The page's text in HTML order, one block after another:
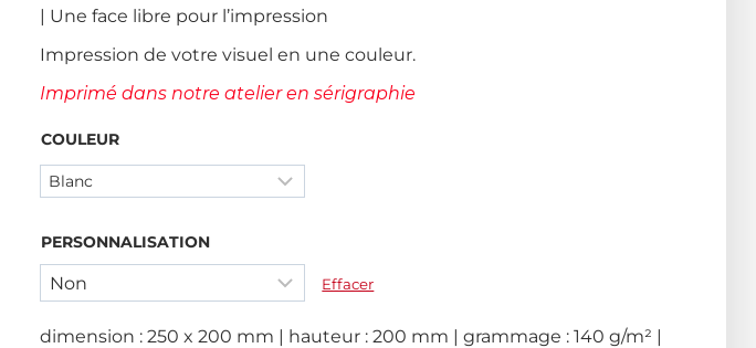
| Une face libre pour l’impression
Impression de votre visuel en une couleur.
Imprimé dans notre atelier en sérigraphie
COULEUR
PERSONNALISATION
Effacer
dimension : 250 x 200 mm | hauteur : 200 mm | grammage : 140 g/m² |